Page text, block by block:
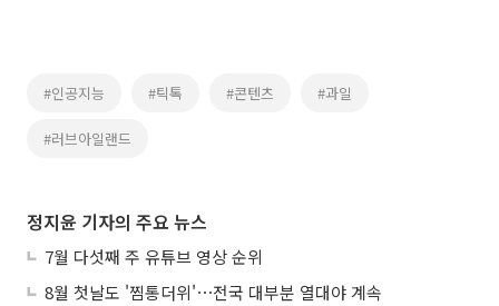
#인공지능 #틱톡 #콘텐츠 #과일
#러브아일랜드
정지윤 기자의 주요 뉴스
7월 다섯째 주 유튜브 영상 순위
8월 첫날도 '찜통더위'⋯전국 대부분 열대야 계속